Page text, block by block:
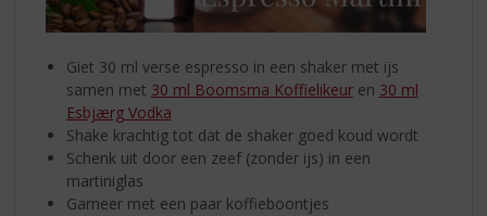
Giet 30 ml verse espresso in een shaker met ijs
samen met 30 ml Boomsma Koffielikeuren 30 ml
Esbjærg Vodka
Shake krachtig tot dat de shaker goed koud wordt
Schenk uit door een zeef (zonder ijs) in een
martiniglas
Garneer met een paar koffieboontjes